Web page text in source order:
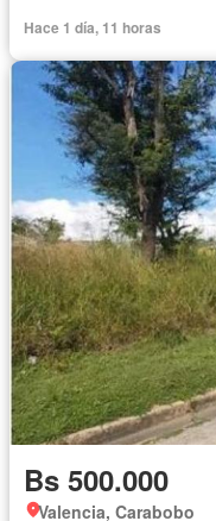
Hace 1 día, 11 horas
Bs 500.000
Valencia, Carabobo